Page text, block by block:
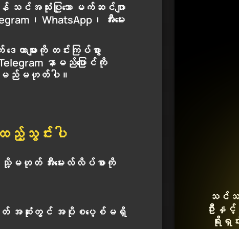
သင်အသုံးပြုသော မက်ဆင်ဂျာ
၊ WhatsApp၊ အီးမေး
ေတာများကို တင်းကြပ်စွာ
နာမည်ပြောင်ကို
မည်မဟုတ်ပါ။
ည့်သွင်းပါ
သို့မဟုတ် အီးမေးလ်လိပ်စာကို
ဟုတ် အဆုံးတွင် အပိုစပေ့စ်မရှိ
သင်သ
ဦးနှင့်
ရိုးရှ